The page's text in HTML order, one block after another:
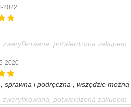
2022
zweryfikowana, potwierdzona zakupem
2020
sprawna i podręczna , wszędzie
zweryfikowana, potwierdzona zakupem